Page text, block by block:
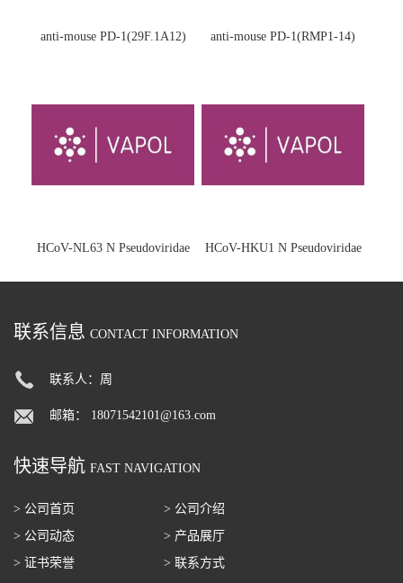
anti-mouse PD-1(29F.1A12) anti-mouse PD-1(RMP1-14)
HCoV-NL63 N Pseudoviridae HCoV-HKU1 N Pseudoviridae
联系信息 CONTACT INFORMATION
联系人：周
邮箱： 18071542101@163.com
快速导航 FAST NAVIGATION
> 公司首页
> 公司介绍
> 公司动态
> 产品展厅
> 证书荣誉
> 联系方式